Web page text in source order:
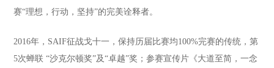
赛“理想，行动，坚持”的完美诠释者。
2016年，SAIF征战戈十一，保持历届比赛均100%完赛的传统，第
5次蝉联 “沙克尔顿奖”及“卓越”奖；参赛宣传片《大道至简，一念